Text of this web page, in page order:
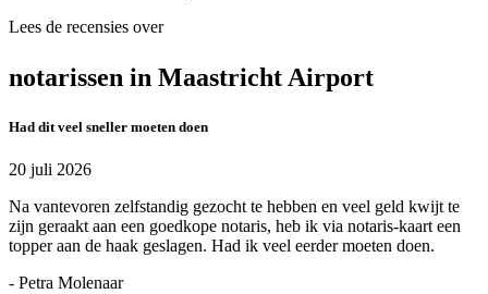
Lees de recensies over
notarissen in Maastricht Airport
Had dit veel sneller moeten doen
20 juli 2026
Na vantevoren zelfstandig gezocht te hebben en veel geld kwijt te
zijn geraakt aan een goedkope notaris, heb ik via notaris-kaart een
topper aan de haak geslagen. Had ik veel eerder moeten doen.
- Petra Molenaar